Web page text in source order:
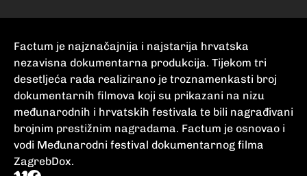
Factum je najznačajnija i najstarija hrvatska
nezavisna dokumentarna produkcija. Tijekom tri
desetljeća rada realizirano je troznamenkasti broj
dokumentarnih filmova koji su prikazani na nizu
međunarodnih i hrvatskih festivala te bili nagrađivani
brojnim prestižnim nagradama. Factum je osnovao i
vodi Međunarodni festival dokumentarnog filma
ZagrebDox.